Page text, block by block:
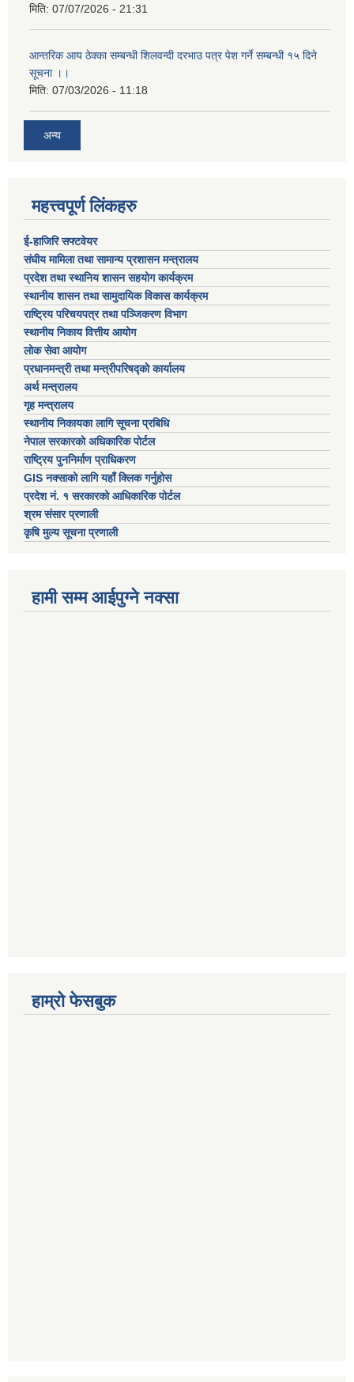
मिति: 07/07/2026 - 21:31
आन्तरिक आय ठेक्का सम्बन्धी शिलवन्दी दरभाउ पत्र पेश गर्ने सम्बन्धी १५ दिने
सूचना ।।
मिति: 07/03/2026 - 11:18
अन्य
महत्त्वपूर्ण लिंकहरु
ई-हाजिरि सफ्टवेयर
संघीय मामिला तथा सामान्य प्रशासन मन्त्रालय
प्रदेश तथा स्थानिय शासन सहयोग कार्यक्रम
स्थानीय शासन तथा सामुदायिक विकास कार्यक्रम
राष्ट्रिय परिचयपत्र तथा पञ्जिकरण विभाग
स्थानीय निकाय वित्तीय आयोग
लोक सेवा आयोग
प्रधानमन्त्री तथा मन्त्रीपरिषद्को कार्यालय
अर्थ मन्त्रालय
गृह मन्त्रालय
स्थानीय निकायका लागि सूचना प्रबिधि
नेपाल सरकारको अधिकारिक पोर्टल
राष्ट्रिय पुननिर्माण प्राधिकरण
GIS नक्साको लागि यहाँ क्लिक गर्नुहोस
प्रदेश नं. १ सरकारको आधिकारिक पोर्टल
श्रम संसार प्रणाली
कृषि मुल्य सूचना प्रणाली
हामी सम्म आईपुग्ने नक्सा
हाम्रो फेसबुक